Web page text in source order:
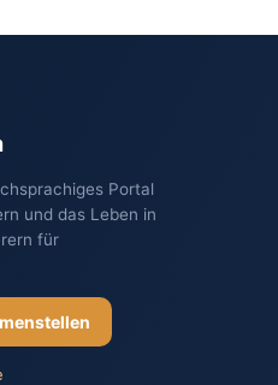
Portal
und das Leben in
für